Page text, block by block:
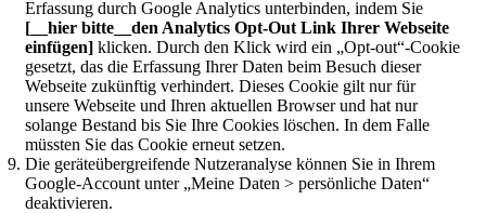
Erfassung durch Google Analytics unterbinden, indem Sie
[__hier bitte__den Analytics Opt-Out Link Ihrer Webseite
einfügen] klicken. Durch den Klick wird ein „Opt-out“-Cookie
gesetzt, das die Erfassung Ihrer Daten beim Besuch dieser
Webseite zukünftig verhindert. Dieses Cookie gilt nur für
unsere Webseite und Ihren aktuellen Browser und hat nur
solange Bestand bis Sie Ihre Cookies löschen. In dem Falle
müssten Sie das Cookie erneut setzen.
Die geräteübergreifende Nutzeranalyse können Sie in Ihrem
Google-Account unter „Meine Daten > persönliche Daten“
deaktivieren.